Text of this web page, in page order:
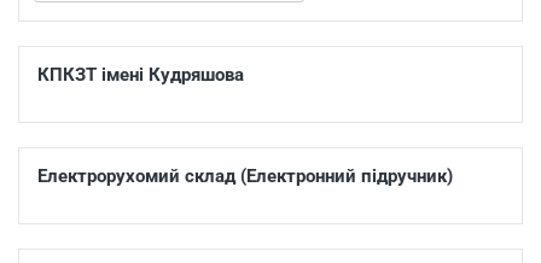
КПКЗТ імені Кудряшова
Електрорухомий склад (Електронний підручник)